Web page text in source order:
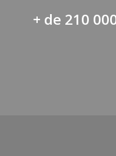
+ de 210